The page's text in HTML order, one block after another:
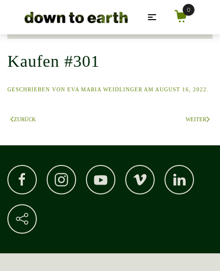
Zum Hauptinhalt springen
Kaufen #301
GESCHRIEBEN VON EVA MARIA WEIDLINGER AM AUGUST 16, 2022
ZURÜCK WEITER